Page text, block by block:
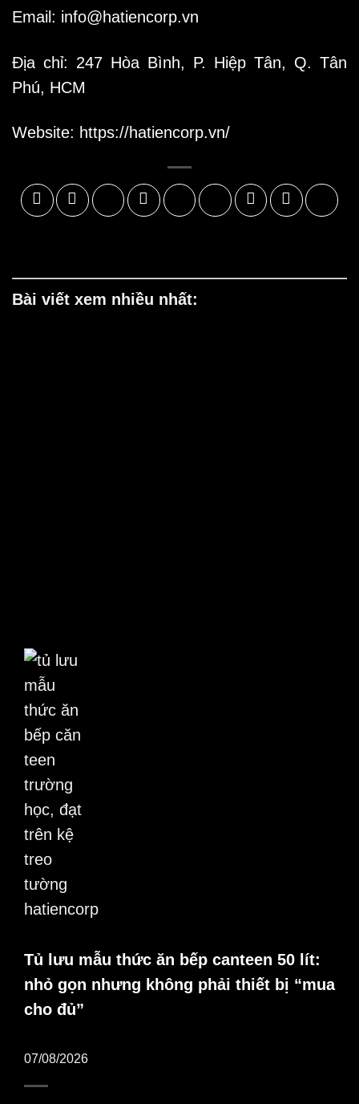
Email: info@hatiencorp.vn
Địa chỉ: 247 Hòa Bình, P. Hiệp Tân, Q. Tân
Phú, HCM
Website: https://hatiencorp.vn/
Bài viết xem nhiều nhất:
Tủ lưu mẫu thức ăn bếp canteen 50 lít:
nhỏ gọn nhưng không phải thiết bị “mua
cho đủ”
07/08/2026